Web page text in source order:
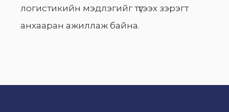
логистикийн мэдлэгийг түгээх зэрэгт
анхааран ажиллаж байна.